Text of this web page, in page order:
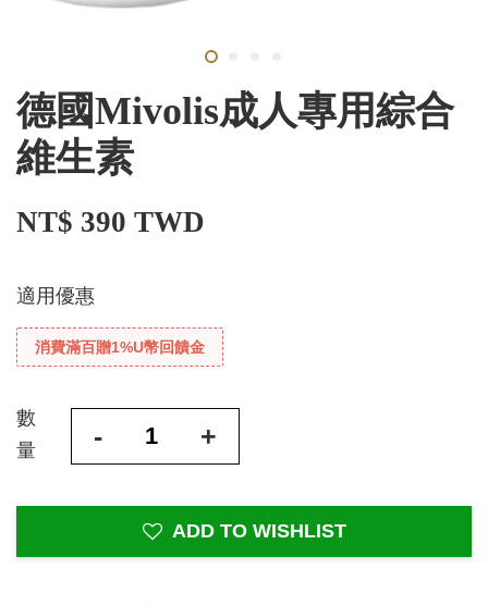
德國Mivolis成人專用綜合
維生素
NT$ 390 TWD
適用優惠
消費滿百贈1%U幣回饋金
數
量
- +
ADD TO WISHLIST